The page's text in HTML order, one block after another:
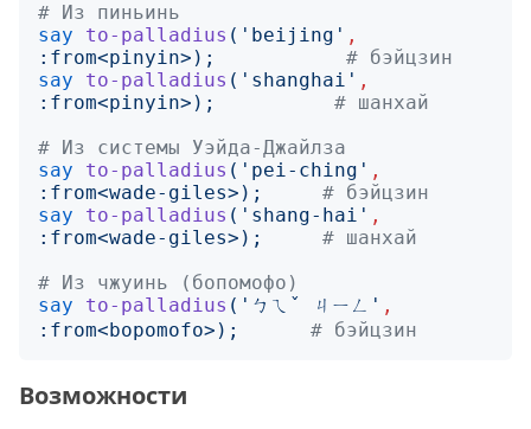
# Из пиньинь
say
to-palladius (' beijing ' ,
: from<pinyin>);
# бэйцзин
say
to-palladius (' shanghai ' ,
: from<pinyin>);
# шанхай
# Из системы Уэйда-Джайлза
say
to-palladius (' pei-ching ' ,
: from<wade-giles>);
# бэйцзин
say
to-palladius (' shang-hai ' ,
: from<wade-giles>);
# шанхай
# Из чжуинь (бопомофо)
say
to-palladius (' ㄅㄟˇ ㄐㄧㄥ ' ,
: from<bopomofo>); # бэйцзин
Возможности